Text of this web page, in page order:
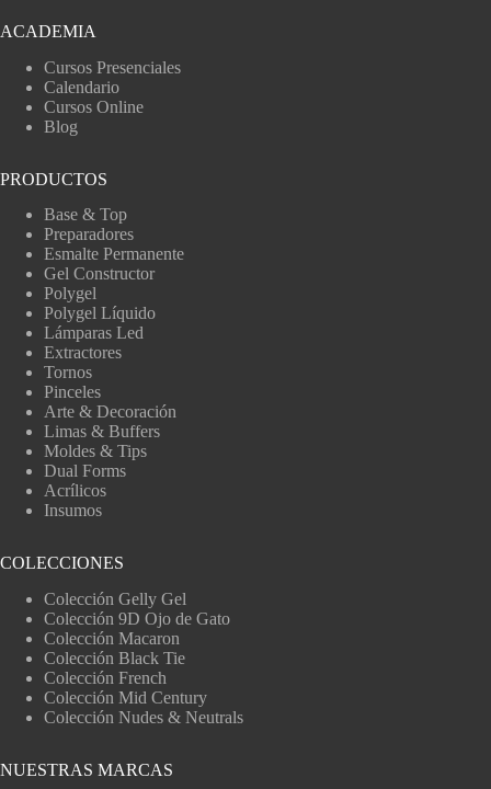
ACADEMIA
Cursos Presenciales
Calendario
Cursos Online
Blog
PRODUCTOS
Base & Top
Preparadores
Esmalte Permanente
Gel Constructor
Polygel
Polygel Líquido
Lámparas Led
Extractores
Tornos
Pinceles
Arte & Decoración
Limas & Buffers
Moldes & Tips
Dual Forms
Acrílicos
Insumos
COLECCIONES
Colección Gelly Gel
Colección 9D Ojo de Gato
Colección Macaron
Colección Black Tie
Colección French
Colección Mid Century
Colección Nudes & Neutrals
NUESTRAS MARCAS